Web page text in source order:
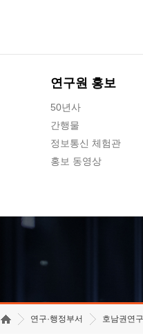
연구원 홍보
50년사
간행물
정보통신 체험관
홍보 동영상
연구·행정부서 호남권연